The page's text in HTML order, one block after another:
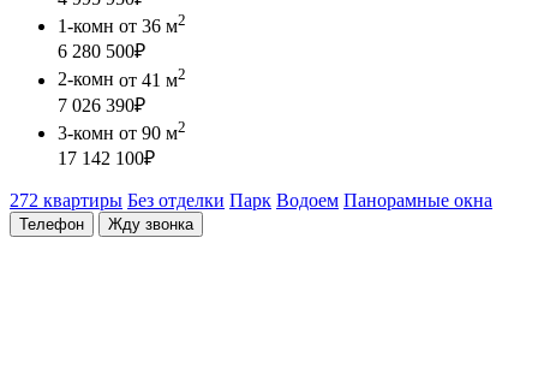
1-комн от 36 м2
6 280 500₽
2-комн от 41 м2
7 026 390₽
3-комн от 90 м2
17 142 100₽
272 квартиры Без отделки Парк Водоем Панорамные окна
Телефон Жду звонка